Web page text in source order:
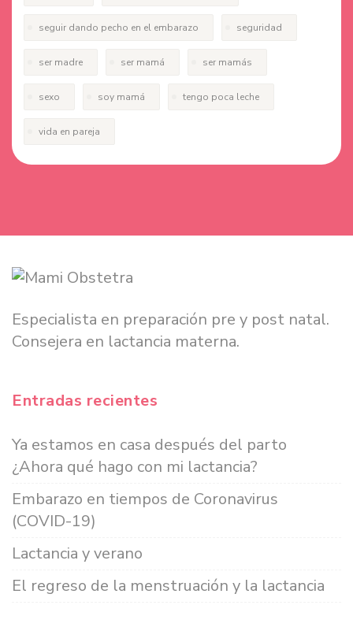
seguir dando pecho en el embarazo seguridad
ser madre ser mamá ser mamás
sexo soy mamá tengo poca leche
vida en pareja
Especialista en preparación pre y post natal.
Consejera en lactancia materna.
Entradas recientes
Ya estamos en casa después del parto
¿Ahora qué hago con mi lactancia?
Embarazo en tiempos de Coronavirus
(COVID-19)
Lactancia y verano
El regreso de la menstruación y la lactancia